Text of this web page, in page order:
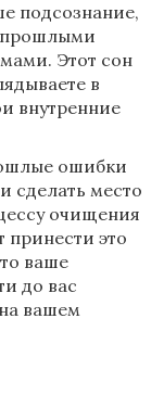
подсознание,
прошлыми
Этот сон
в
внутренние
ошибки
сделать место
очищения
принести это
ваше
до вас
вашем